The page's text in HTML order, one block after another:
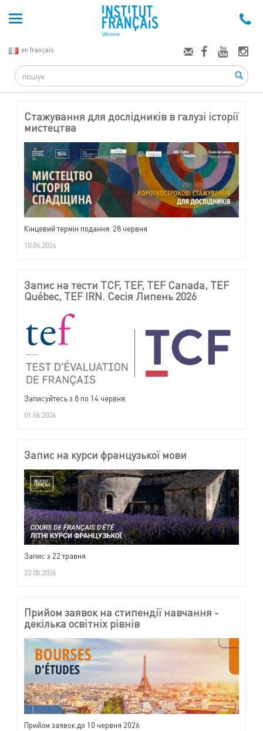
en français
Search
Стажування для дослідників в галузі історії
мистецтва
Кінцевий термін подання: 28 червня
10.06.2026
Запис на тести TCF, TEF, TEF Canada, TEF
Québec, TEF IRN. Сесія Липень 2026
Записуйтесь з 8 по 14 червня.
01.06.2026
Запис на курси французької мови
Запис з 22 травня
22.05.2026
Прийом заявок на стипендії навчання -
декілька освітніх рівнів
Прийом заявок до 10 червня 2026